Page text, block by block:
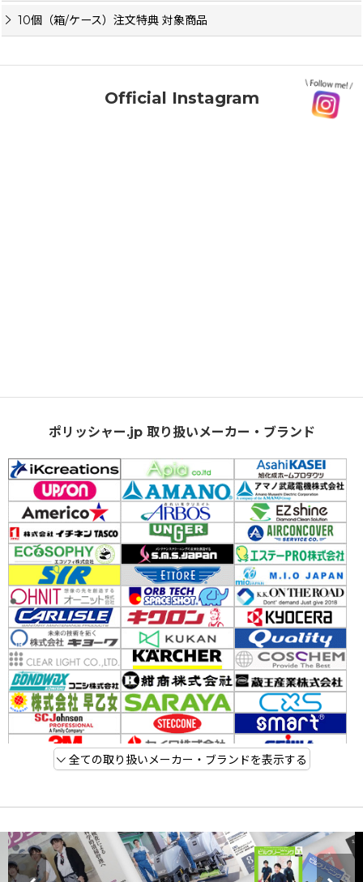
10個（箱/ケース）注文特典 対象商品
Official Instagram
ポリッシャー.jp 取り扱いメーカー・ブランド
全ての取り扱いメーカー・ブランドを表示する